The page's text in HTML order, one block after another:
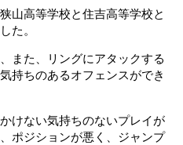
山高等学校と住吉高等学校と
た。
また、リングにアタックする
持ちのあるオフェンスができ
けない気持ちのないプレイが
ポジションが悪く、ジャンプ